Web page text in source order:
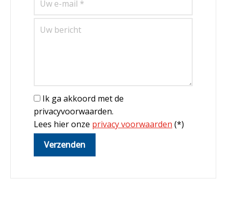
Ik ga akkoord met de
privacyvoorwaarden.
Lees hier onze privacy voorwaarden (*)